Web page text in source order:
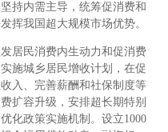
持内需主导，统筹促消费和
挥我国超大规模市场优势。
居民消费内生动力和促消费
施城乡居民增收计划，在促
入、完善薪酬和社保制度等
扩容升级，安排超长期特别
化政策实施机制。设立1000